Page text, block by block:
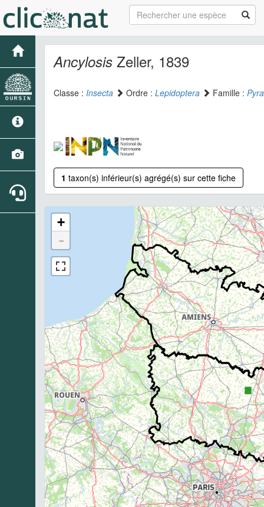
Ancylosis Zeller, 1839
Classe : Insecta Ordre : Lepidoptera Famille :
1 taxon(s) inférieur(s) agrégé(s) sur cette fiche
+
-